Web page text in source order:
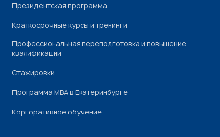
Президентская программа
Краткосрочные курсы и тренинги
Профессиональная переподготовка и повышение
квалификации
Стажировки
Программа МВА в Екатеринбурге
Корпоративное обучение